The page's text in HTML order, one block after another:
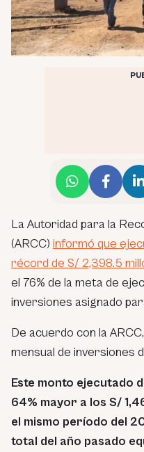
La Autoridad para la
(ARCC) informó que
récord de S/ 2,398.5
el 76% de la meta de
inversiones asignado
De acuerdo con la
mensual de inversiones
Este monto ejecutado
64% mayor a los S/
el mismo período del
total del año pasado